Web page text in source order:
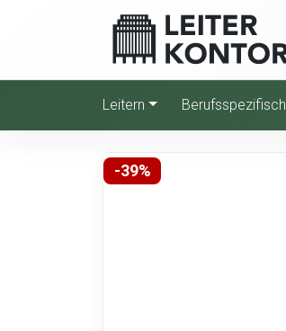
Leitern Berufsspezifisch
-39%